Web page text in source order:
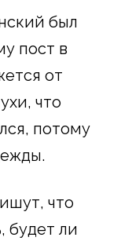
был
пост в
от
что
потому
что
будет ли